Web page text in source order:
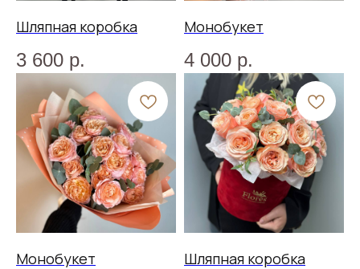
Шляпная коробка
3 600 р.
Монобукет
4 000 р.
Монобукет Шляпная коробка